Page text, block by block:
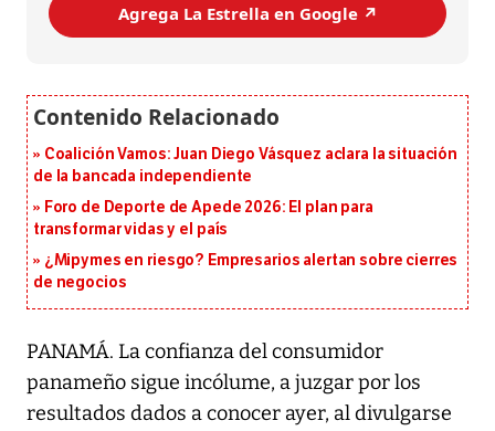
Agrega La Estrella en Google ↗️
Coalición Vamos: Juan Diego Vásquez aclara la situación
de la bancada independiente
Foro de Deporte de Apede 2026: El plan para
transformar vidas y el país
¿Mipymes en riesgo? Empresarios alertan sobre cierres
de negocios
PANAMÁ. La confianza del consumidor
panameño sigue incólume, a juzgar por los
resultados dados a conocer ayer, al divulgarse